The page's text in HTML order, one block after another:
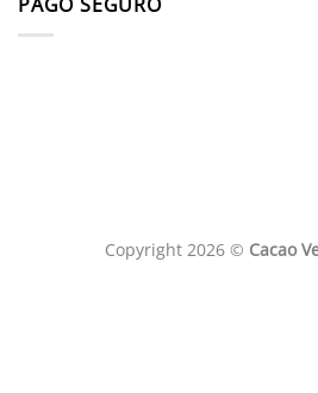
Copyright 2026 © Cacao